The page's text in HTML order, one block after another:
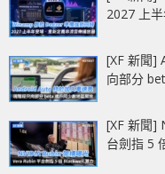
2027 上
[XF 新聞]
向部分
[XF 新聞]
台劍指 5